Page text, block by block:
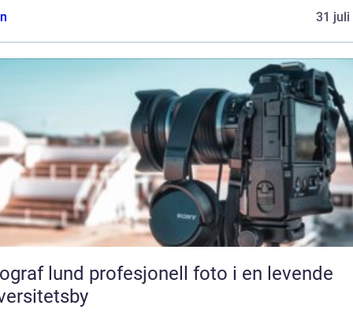
31 juli
profesjonell foto i en levende